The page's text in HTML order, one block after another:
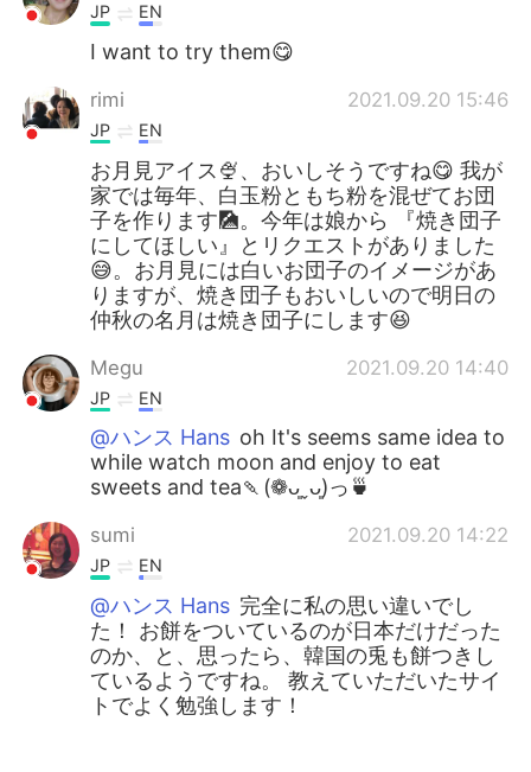
JP EN
I want to try them😋
rimi 2021.09.20 15:46
JP EN
お月見アイス🍨、おいしそうですね😋 我が
家では毎年、白玉粉ともち粉を混ぜてお団
子を作ります🎑。今年は娘から 『焼き団子
にしてほしい』とリクエストがありました
😅。お月見には白いお団子のイメージがあ
りますが、焼き団子もおいしいので明日の
仲秋の名月は焼き団子にします😆
Megu 2021.09.20 14:40
JP EN
@ハンス Hans oh It's seems same idea to
while watch moon and enjoy to eat
sweets and tea🍡(❁ᴗ͈ˬᴗ͈)っ🍵
sumi 2021.09.20 14:22
JP EN
@ハンス Hans 完全に私の思い違いでし
た！ お餅をついているのが日本だけだった
のか、と、思ったら、韓国の兎も餅つきし
ているようですね。 教えていただいたサイ
トでよく勉強します！